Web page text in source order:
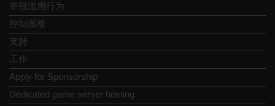
举报滥用行为
控制面板
支持
工作
Apply for Sponsorship
Dedicated game server hosting